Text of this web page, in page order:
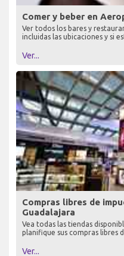
Comer y beber en
Ver todos los bares y
Ver...
Compras libres de
Guadalajara
Vea todas las tiendas